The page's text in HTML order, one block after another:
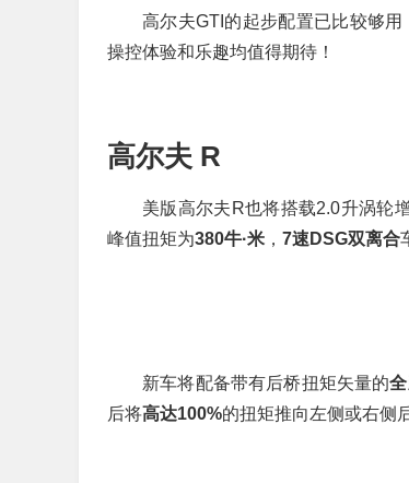
高尔夫GTI的起步配置已比较够用
操控体验和乐趣均值得期待！
高尔夫 R
美版高尔夫R也将搭载2.0升涡轮
峰值扭矩为380牛·米 ， 7速DSG双离合
新车将配备带有后桥扭矩矢量的
后将高达100%的扭矩推向左侧或右侧